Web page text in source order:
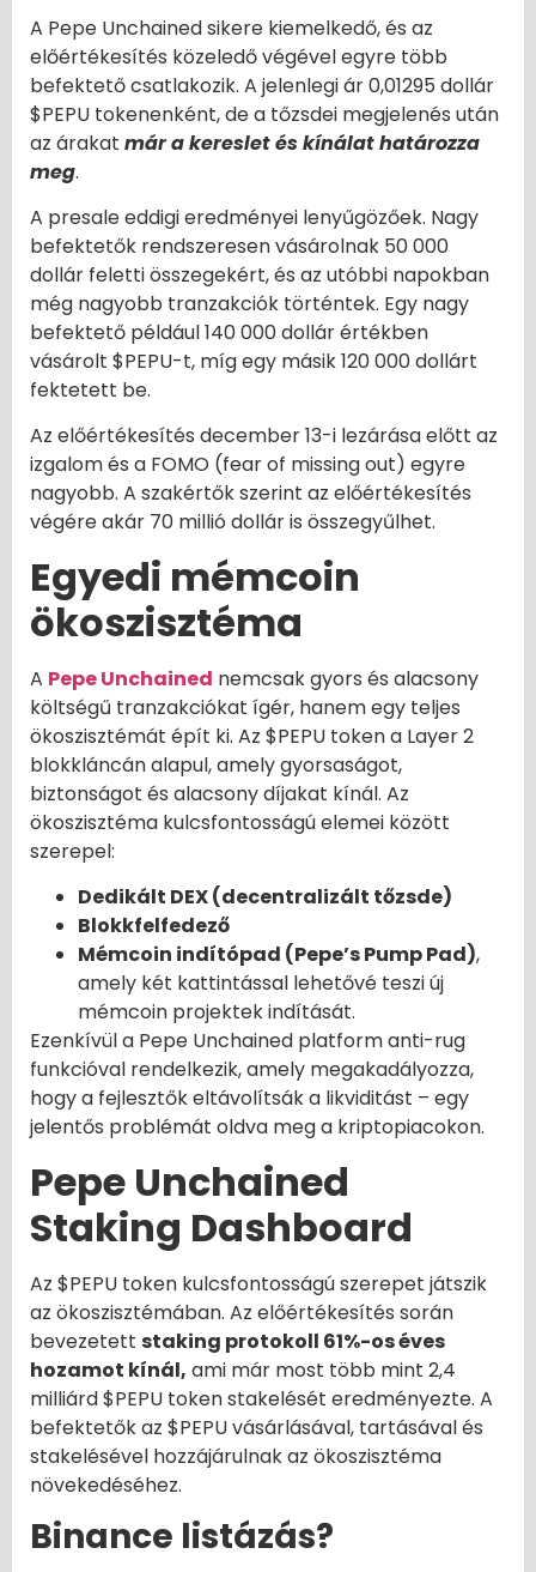
A Pepe Unchained sikere kiemelkedő, és az
előértékesítés közeledő végével egyre több
befektető csatlakozik. A jelenlegi ár 0,01295 dollár
$PEPU tokenenként, de a tőzsdei megjelenés után
az árakat már a kereslet és kínálat határozza
meg.
A presale eddigi eredményei lenyűgözőek. Nagy
befektetők rendszeresen vásárolnak 50 000
dollár feletti összegekért, és az utóbbi napokban
még nagyobb tranzakciók történtek. Egy nagy
befektető például 140 000 dollár értékben
vásárolt $PEPU-t, míg egy másik 120 000 dollárt
fektetett be.
Az előértékesítés december 13-i lezárása előtt az
izgalom és a FOMO (fear of missing out) egyre
nagyobb. A szakértők szerint az előértékesítés
végére akár 70 millió dollár is összegyűlhet.
Egyedi mémcoin
ökoszisztéma
A Pepe Unchained nemcsak gyors és alacsony
költségű tranzakciókat ígér, hanem egy teljes
ökoszisztémát épít ki. Az $PEPU token a Layer 2
blokkláncán alapul, amely gyorsaságot,
biztonságot és alacsony díjakat kínál. Az
ökoszisztéma kulcsfontosságú elemei között
szerepel:
Dedikált DEX (decentralizált tőzsde)
Blokkfelfedező
Mémcoin indítópad (Pepe’s Pump Pad),
amely két kattintással lehetővé teszi új
mémcoin projektek indítását.
Ezenkívül a Pepe Unchained platform anti-rug
funkcióval rendelkezik, amely megakadályozza,
hogy a fejlesztők eltávolítsák a likviditást – egy
jelentős problémát oldva meg a kriptopiacokon.
Pepe Unchained
Staking Dashboard
Az $PEPU token kulcsfontosságú szerepet játszik
az ökoszisztémában. Az előértékesítés során
bevezetett staking protokoll 61%-os éves
hozamot kínál, ami már most több mint 2,4
milliárd $PEPU token stakelését eredményezte. A
befektetők az $PEPU vásárlásával, tartásával és
stakelésével hozzájárulnak az ökoszisztéma
növekedéséhez.
Binance listázás?